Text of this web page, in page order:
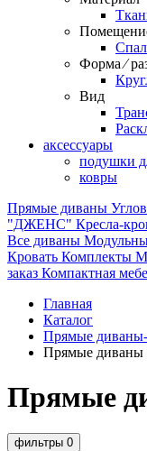
Форма ⁄
Вид
аксессуары
подушки
ковры
Прямые диваны
"ДЖЕНС" Кресла-
Все диваны
Кровать Комплекты
заказ Компактная
Главная
Каталог
Прямые диваны-
Прямые диваны
Прямые
фильтры 0